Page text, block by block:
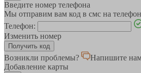
Введите номер телефона
Мы отправим вам код в смс на
Телефон:
Изменить номер
Возникли проблемы?
Напишите
Добавление карты